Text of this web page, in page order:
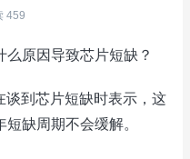
459
原因导致芯片短缺？
谈到芯片短缺时表示，这
缺周期不会缓解。